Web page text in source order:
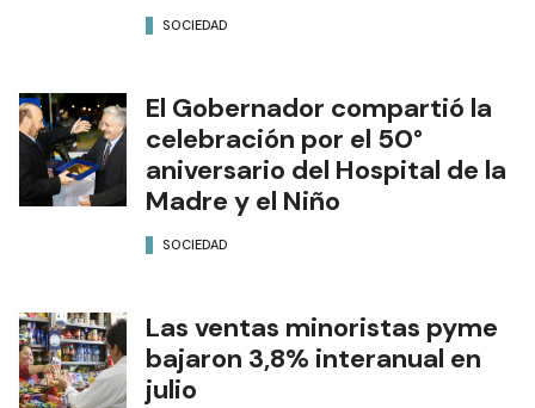
SOCIEDAD
El Gobernador compartió la
celebración por el 50°
aniversario del Hospital de la
Madre y el Niño
SOCIEDAD
Las ventas minoristas pyme
bajaron 3,8% interanual en
julio